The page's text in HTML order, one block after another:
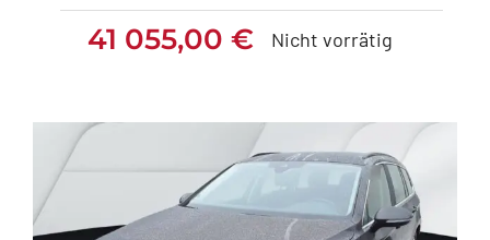
Volkswagen GOLF R
41 055,00€
41 055,00 € Nicht vorrätig